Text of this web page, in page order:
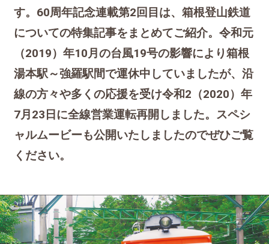
す。60周年記念連載第2回目は、箱根登山鉄道
についての特集記事をまとめてご紹介。令和元
（2019）年10月の台風19号の影響により箱根
湯本駅～強羅駅間で運休中していましたが、沿
線の方々や多くの応援を受け令和2（2020）年
7月23日に全線営業運転再開しました。スペシ
ャルムービーも公開いたしましたのでぜひご覧
ください。